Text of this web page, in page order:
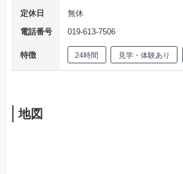
定休日
無休
電話番号
019-613-7506
特徴 24時間 見学・体験あり
地図